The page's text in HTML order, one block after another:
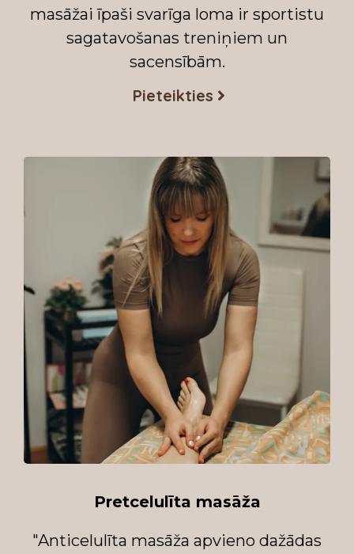
masāžai īpaši svarīga loma ir sportistu
sagatavošanas treniņiem un
sacensībām.
Pieteikties
Pretcelulīta masāža
"Anticelulīta masāža apvieno dažādas